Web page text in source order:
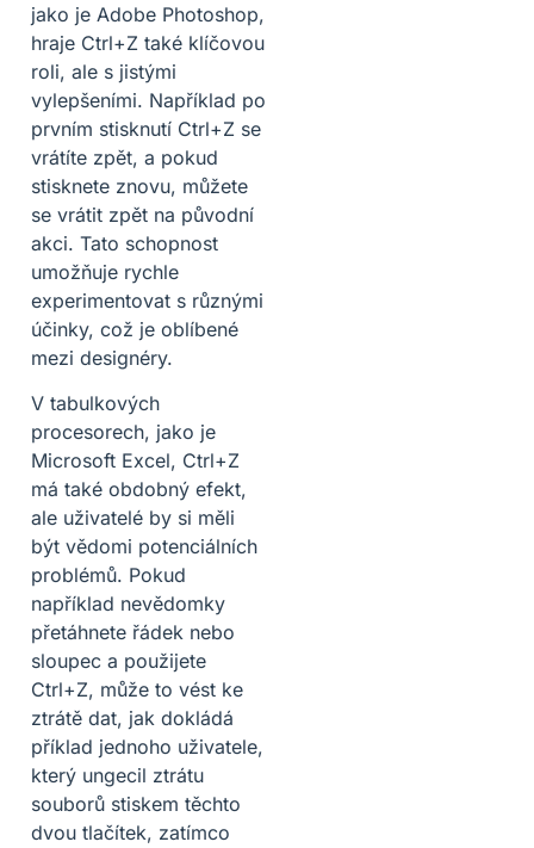
jako je Adobe Photoshop,
hraje Ctrl+Z také klíčovou
roli, ale s jistými
vylepšeními. Například po
prvním stisknutí Ctrl+Z se
vrátíte zpět, a pokud
stisknete znovu, můžete
se vrátit zpět na původní
akci. Tato schopnost
umožňuje rychle
experimentovat s různými
účinky, což je oblíbené
mezi designéry.
V tabulkových
procesorech, jako je
Microsoft Excel, Ctrl+Z
má také obdobný efekt,
ale uživatelé by si měli
být vědomi potenciálních
problémů. Pokud
například nevědomky
přetáhnete řádek nebo
sloupec a použijete
Ctrl+Z, může to vést ke
ztrátě dat, jak dokládá
příklad jednoho uživatele,
který ungecil ztrátu
souborů stiskem těchto
dvou tlačítek, zatímco